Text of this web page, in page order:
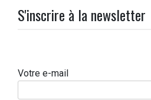
S'inscrire à la newsletter
Votre e-mail